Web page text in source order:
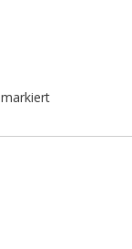
markiert